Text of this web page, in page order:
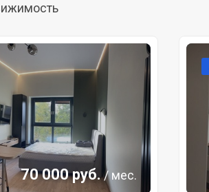
70 000 руб./ мес.